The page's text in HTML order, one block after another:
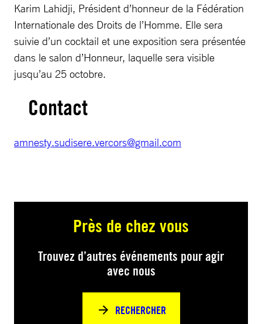
Karim Lahidji, Président d’honneur de la Fédération
Internationale des Droits de l’Homme. Elle sera
suivie d’un cocktail et une exposition sera présentée
dans le salon d’Honneur, laquelle sera visible
jusqu’au 25 octobre.
Contact
amnesty.sudisere.vercors@gmail.com
Près de chez vous
Trouvez d’autres événements pour agir
avec nous
RECHERCHER